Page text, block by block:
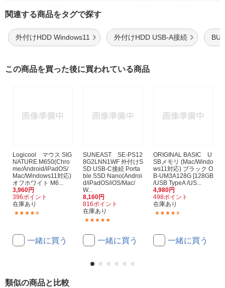
関連する商品をタグで探す
外付けHDD Windows11 外付けHDD USB-A接続
この商品を買った後に買われている商品
Logicool マウス SIG
NATURE M650(Chro
me/Android/iPadOS/
Mac/Windows11対応)
オフホワイト M6...
3,960円
396ポイント
在庫あり
一緒に買う
SUNEAST SE-PS12
8G2LNN1WF 外付けS
SD USB-C接続 Porta
ble SSD Nano(Androi
d/iPadOS/iOS/Mac/
W...
8,160円
816ポイント
在庫あり
一緒に買う
ORIGINAL BASIC U
SBメモリ (Mac/Windo
ws11対応) ブラック O
B-UM3A128G [128GB
/USB TypeA /US...
4,980円
498ポイント
在庫あり
一緒に買う
類似の商品と比較